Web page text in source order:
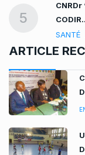
5
CNRDr
SANTÉ
ARTICLE